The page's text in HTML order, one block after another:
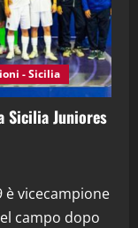
Sport News
27^ Puntata
26^ Puntata
- Sicilia
Sicilia Juniores
è vicecampione
campo dopo